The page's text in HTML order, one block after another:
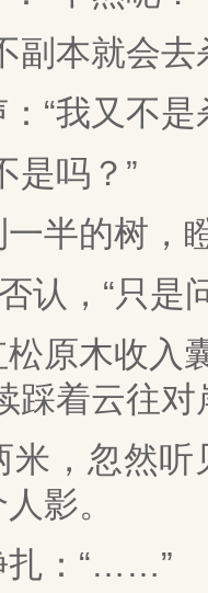
本就会
我又不是
吗？”
的树，瞪
，“只是
木收入囊
踩着云往
忽然听
影。
：“……”